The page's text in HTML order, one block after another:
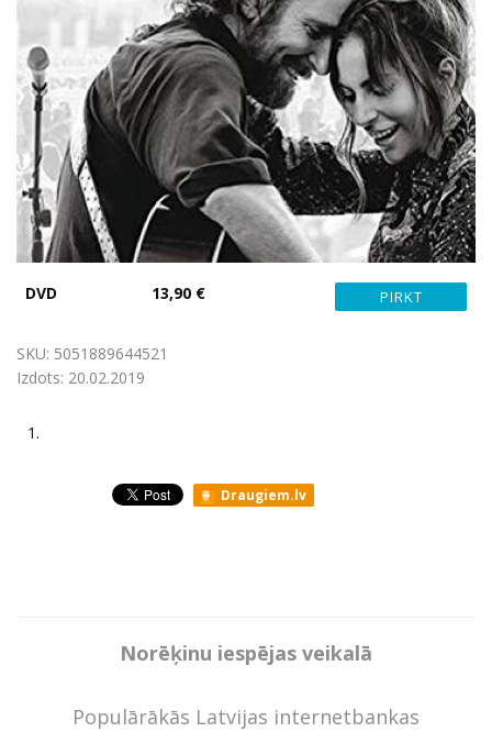
DVD 13,90 €
SKU: 5051889644521
Izdots: 20.02.2019
1.
Draugiem.lv
Norēķinu iespējas veikalā
Populārākās Latvijas internetbankas